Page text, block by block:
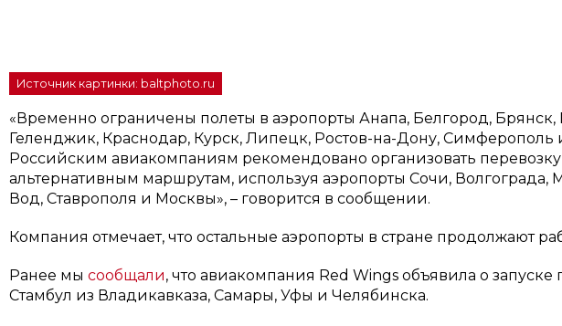
Источник картинки: baltphoto.ru
«Временно ограничены полеты в аэропорты Анапа, Белгород,
Геленджик, Краснодар, Курск, Липецк, Ростов-на-Дону, Симферополь
Российским авиакомпаниям рекомендовано организовать
альтернативным маршрутам, используя аэропорты Сочи, Волгограда,
Вод, Ставрополя и Москвы», – говорится в сообщении.
Компания отмечает, что остальные аэропорты в стране продолжают
Ранее мы сообщали, что авиакомпания Red Wings объявила о
Стамбул из Владикавказа, Самары, Уфы и Челябинска.